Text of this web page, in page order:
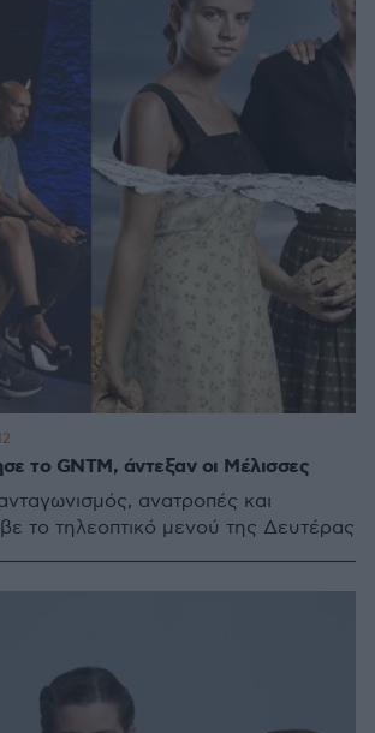
το GNTM, άντεξαν οι Μέλισσες
ανατροπές και
το τηλεοπτικό μενού της Δευτέρας